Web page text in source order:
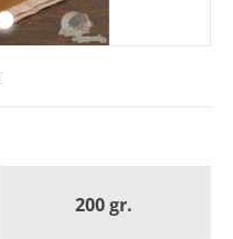
200 gr.